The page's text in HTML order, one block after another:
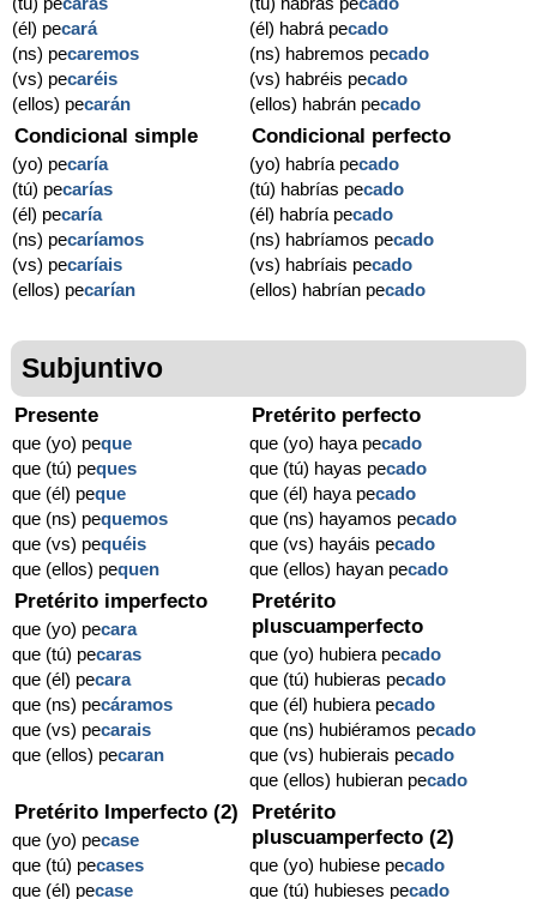
(él) pecará
(ns) pecaremos
(vs) pecaréis
(ellos) pecarán
(él) habrá pecado
(ns) habremos pecado
(vs) habréis pecado
(ellos) habrán pecado
Condicional simple
(yo) pecaría
(tú) pecarías
(él) pecaría
(ns) pecaríamos
(vs) pecaríais
(ellos) pecarían
Condicional perfecto
(yo) habría pecado
(tú) habrías pecado
(él) habría pecado
(ns) habríamos pecado
(vs) habríais pecado
(ellos) habrían pecado
Subjuntivo
Presente
que (yo) peque
que (tú) peques
que (él) peque
que (ns) pequemos
que (vs) pequéis
que (ellos) pequen
Pretérito perfecto
que (yo) haya pecado
que (tú) hayas pecado
que (él) haya pecado
que (ns) hayamos pecado
que (vs) hayáis pecado
que (ellos) hayan pecado
Pretérito imperfecto
que (yo) pecara
que (tú) pecaras
que (él) pecara
que (ns) pecáramos
que (vs) pecarais
que (ellos) pecaran
Pretérito
pluscuamperfecto
que (yo) hubiera pecado
que (tú) hubieras pecado
que (él) hubiera pecado
que (ns) hubiéramos pecado
que (vs) hubierais pecado
que (ellos) hubieran pecado
Pretérito Imperfecto (2)
que (yo) pecase
que (tú) pecases
que (él) pecase
Pretérito
pluscuamperfecto (2)
que (yo) hubiese pecado
que (tú) hubieses pecado